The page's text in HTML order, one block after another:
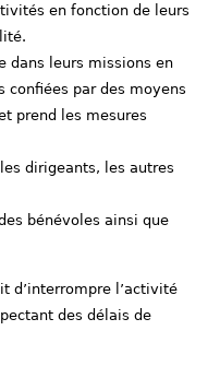
en fonction de leurs
dans leurs missions en
confiées par des moyens
prend les mesures
dirigeants, les autres
bénévoles ainsi que
d’interrompre l’activité
des délais de